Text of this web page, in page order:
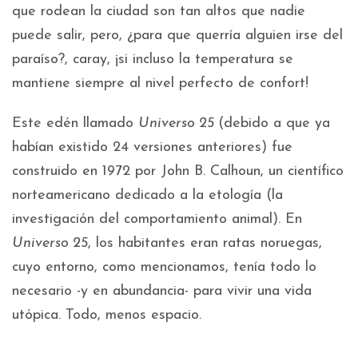
que rodean la ciudad son tan altos que nadie
puede salir, pero, ¿para que querría alguien irse del
paraíso?, caray, ¡si incluso la temperatura se
mantiene siempre al nivel perfecto de confort!
Este edén llamado Universo 25 (debido a que ya
habían existido 24 versiones anteriores) fue
construido en 1972 por John B. Calhoun, un científico
norteamericano dedicado a la etología (la
investigación del comportamiento animal). En
Universo 25, los habitantes eran ratas noruegas,
cuyo entorno, como mencionamos, tenía todo lo
necesario -y en abundancia- para vivir una vida
utópica. Todo, menos espacio.